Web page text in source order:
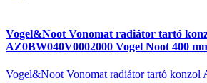
Vogel&Noot Vonomat radiátor tartó
AZ0BW040V0002000 Vogel Noot 400
Vogel&Noot Vonomat radiátor tartó